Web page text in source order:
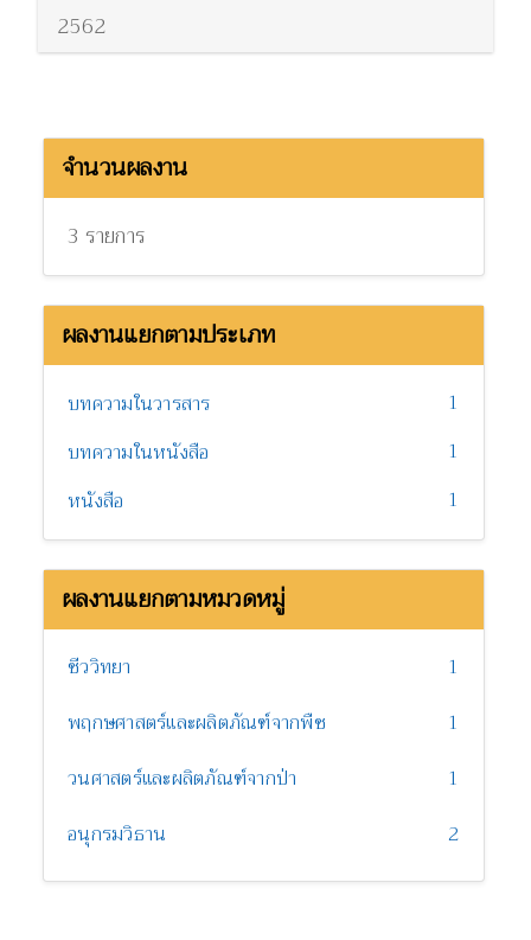
2562
จำนวนผลงาน
3 รายการ
ผลงานแยกตามประเภท
บทความในวารสาร
1
บทความในหนังสือ
1
หนังสือ
1
ผลงานแยกตามหมวดหมู่
ชีววิทยา
1
พฤกษศาสตร์และผลิตภัณฑ์จากพืช
1
วนศาสตร์และผลิตภัณฑ์จากป่า
1
อนุกรมวิธาน
2